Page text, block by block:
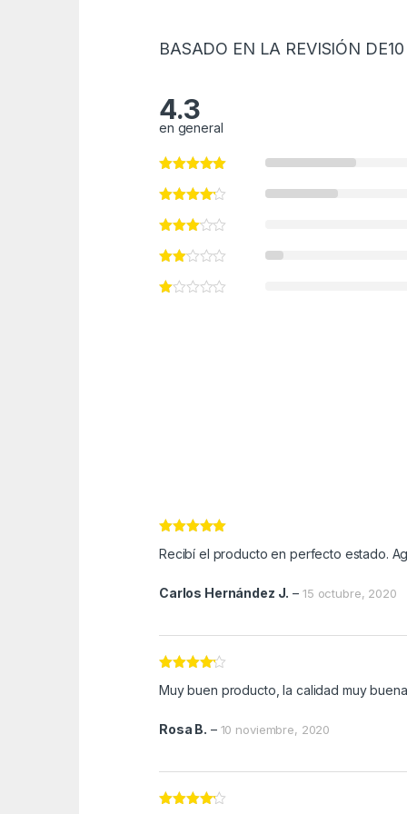
BASADO EN LA REVISIÓN DE10
4.3
en general
5de 5
Recibí el producto en perfecto estado.
Carlos Hernández J. – 15 octubre, 2020
con4de
Muy buen producto, la calidad muy
Rosa B. – 10 noviembre, 2020